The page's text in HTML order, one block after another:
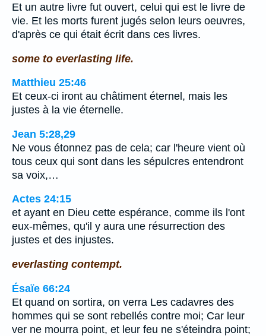
Et un autre livre fut ouvert, celui qui est le livre de
vie. Et les morts furent jugés selon leurs oeuvres,
d'après ce qui était écrit dans ces livres.
some to everlasting life.
Matthieu 25:46
Et ceux-ci iront au châtiment éternel, mais les
justes à la vie éternelle.
Jean 5:28,29
Ne vous étonnez pas de cela; car l'heure vient où
tous ceux qui sont dans les sépulcres entendront
sa voix,…
Actes 24:15
et ayant en Dieu cette espérance, comme ils l'ont
eux-mêmes, qu'il y aura une résurrection des
justes et des injustes.
everlasting contempt.
Ésaïe 66:24
Et quand on sortira, on verra Les cadavres des
hommes qui se sont rebellés contre moi; Car leur
ver ne mourra point, et leur feu ne s'éteindra point;